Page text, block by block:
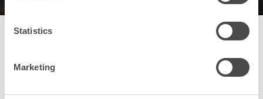
Statistics
Marketing